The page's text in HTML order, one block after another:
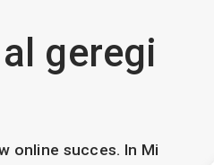
geregi
online succes. In Mi